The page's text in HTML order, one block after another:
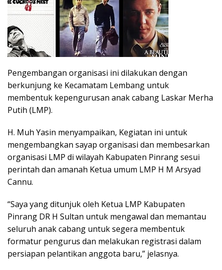
Pengembangan organisasi ini dilakukan dengan
berkunjung ke Kecamatam Lembang untuk
membentuk kepengurusan anak cabang Laskar Merha
Putih (LMP).
H. Muh Yasin menyampaikan, Kegiatan ini untuk
mengembangkan sayap organisasi dan membesarkan
organisasi LMP di wilayah Kabupaten Pinrang sesui
perintah dan amanah Ketua umum LMP H M Arsyad
Cannu.
“Saya yang ditunjuk oleh Ketua LMP Kabupaten
Pinrang DR H Sultan untuk mengawal dan memantau
seluruh anak cabang untuk segera membentuk
formatur pengurus dan melakukan registrasi dalam
persiapan pelantikan anggota baru,” jelasnya.